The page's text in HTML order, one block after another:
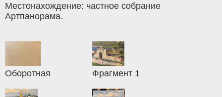
Местонахождение: частное собрание
Артпанорама.
Оборотная Фрагмент 1